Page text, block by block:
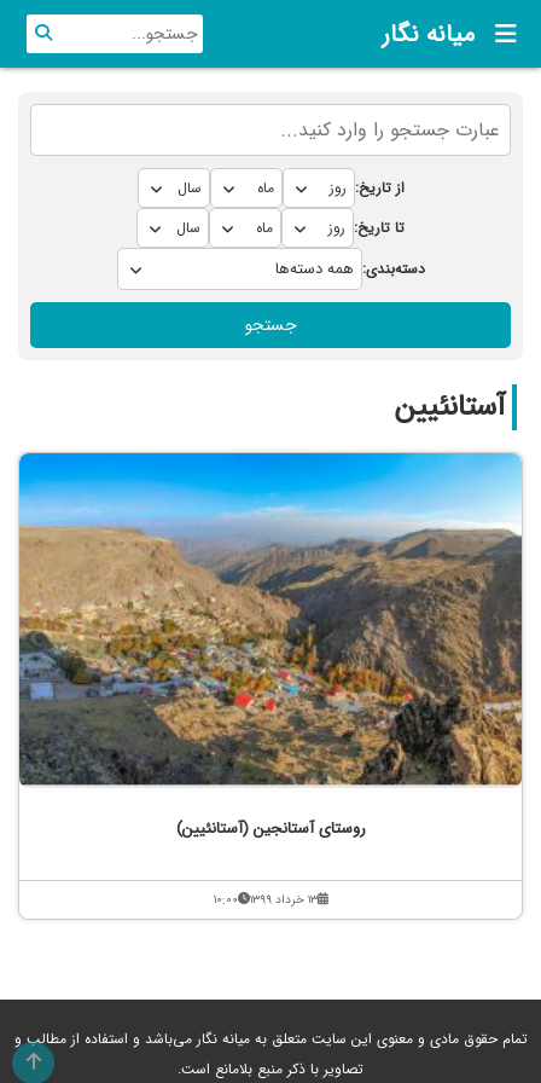
میانه نگار
از تاریخ:
تا تاریخ:
دسته‌بندی:
جستجو
آستانئیین
روستای آستانجین (آستانئیین)
۱۳ خرداد ۱۳۹۹ ۱۰:۰۰
تمام حقوق مادی و معنوی این سایت متعلق به میانه نگار می‌باشد و استفاده از مطالب و
تصاویر با ذکر منبع بلامانع است.